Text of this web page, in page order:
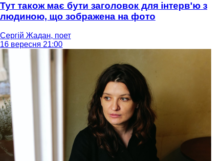
Тут також має бути заголовок для інтерв'ю з
людиною, що зображена на фото
Сергій Жадан, поет
16 вересня 21:00